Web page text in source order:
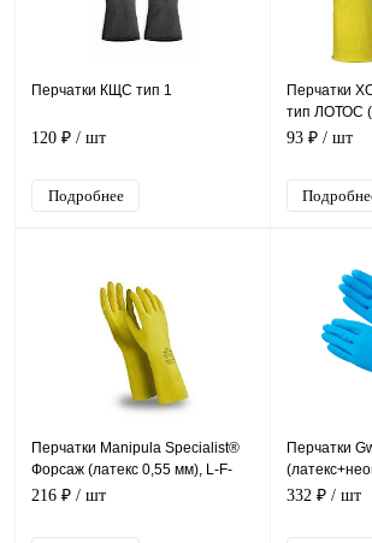
Перчатки КЩС тип 1
120 ₽ / шт
Подробнее
Перчатки
тип ЛОТОС
хлопковое
93 ₽ / шт
Перчатки Manipula Specialist®
Форсаж (латекс 0,55 мм), L-F-
14/CG-946
216 ₽ / шт
Перчатки
332 ₽ / шт